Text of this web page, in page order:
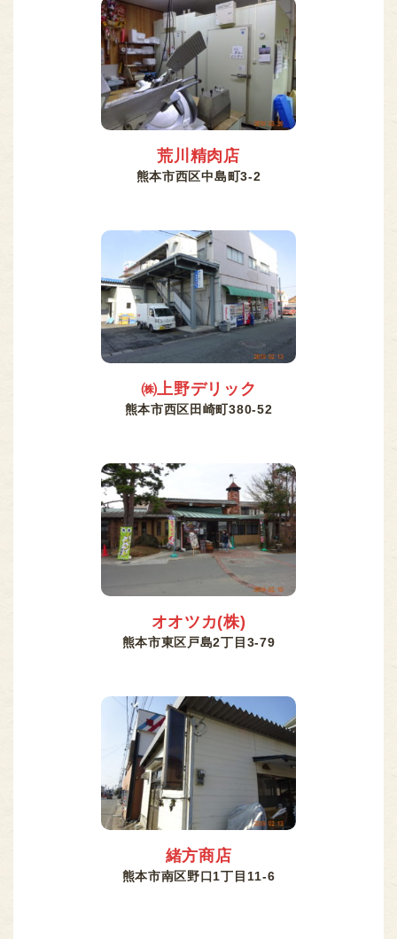
荒川精肉店
熊本市西区中島町3-2
㈱上野デリック
熊本市西区田崎町380-52
オオツカ(株)
熊本市東区戸島2丁目3-79
緒方商店
熊本市南区野口1丁目11-6